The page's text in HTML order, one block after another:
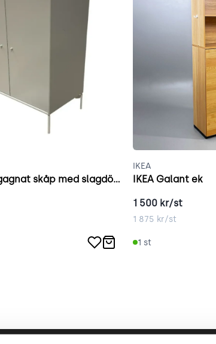
Montana begagnat skåp med slagdörr grå
IKEA
IKEA Galant ek
1 500 kr/st
1 875 kr/st
1 st